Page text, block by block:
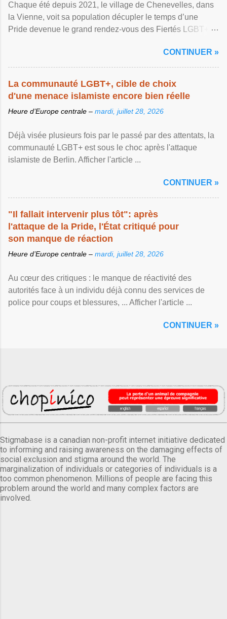
Chaque été depuis 2021, le village de Chenevelles, dans
la Vienne, voit sa population décupler le temps d’une
Pride devenue le grand rendez-vous des Fiertés LGBT+
CONTINUER »
La communauté LGBT+, cible de choix
d'une menace islamiste encore bien réelle
Heure d’Europe centrale – mardi, juillet 28, 2026
Déjà visée plusieurs fois par le passé par des attentats, la
communauté LGBT+ est sous le choc après l'attaque
islamiste de Berlin. Afficher l'article ...
CONTINUER »
"Il fallait intervenir plus tôt": après
l'attaque de la Pride, l'État critiqué pour
son manque de réaction
Heure d’Europe centrale – mardi, juillet 28, 2026
Au cœur des critiques : le manque de réactivité des
autorités face à un individu déjà connu des services de
police pour coups et blessures, ... Afficher l'article ...
CONTINUER »
Stigmabase is a canadian non-profit internet initiative dedicated
to informing and raising awareness on the damaging effects of
social exclusion and stigma around the world. The
marginalization of individuals or categories of individuals is a
too common phenomenon. Millions of people are facing this
problem around the world and many complex factors are
involved.